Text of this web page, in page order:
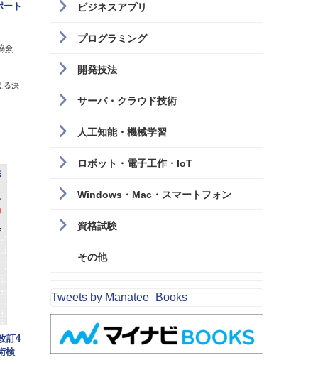
ート
会
る決
訂4
検
ビジネスアプリ
プログラミング
開発技法
サーバ・クラウド技術
人工知能・機械学習
ロボット・電子工作・IoT
Windows・Mac・スマートフォン
資格試験
その他
Tweets by Manatee_Books